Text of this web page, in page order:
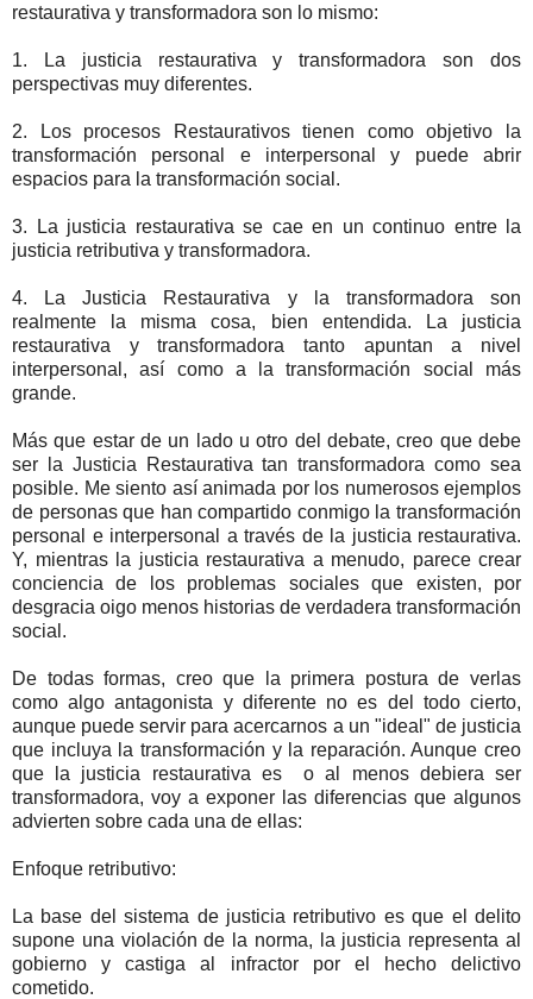
restaurativa y transformadora son lo mismo:
1. La justicia restaurativa y transformadora son dos
perspectivas muy diferentes.
2. Los procesos Restaurativos tienen como objetivo la
transformación personal e interpersonal y puede abrir
espacios para la transformación social.
3. La justicia restaurativa se cae en un continuo entre la
justicia retributiva y transformadora.
4. La Justicia Restaurativa y la transformadora son
realmente la misma cosa, bien entendida. La justicia
restaurativa y transformadora tanto apuntan a nivel
interpersonal, así como a la transformación social más
grande.
Más que estar de un lado u otro del debate, creo que debe
ser la Justicia Restaurativa tan transformadora como sea
posible. Me siento así animada por los numerosos ejemplos
de personas que han compartido conmigo la transformación
personal e interpersonal a través de la justicia restaurativa.
Y, mientras la justicia restaurativa a menudo, parece crear
conciencia de los problemas sociales que existen, por
desgracia oigo menos historias de verdadera transformación
social.
De todas formas, creo que la primera postura de verlas
como algo antagonista y diferente no es del todo cierto,
aunque puede servir para acercarnos a un "ideal" de justicia
que incluya la transformación y la reparación. Aunque creo
que la justicia restaurativa es o al menos debiera ser
transformadora, voy a exponer las diferencias que algunos
advierten sobre cada una de ellas:
Enfoque retributivo:
La base del sistema de justicia retributivo es que el delito
supone una violación de la norma, la justicia representa al
gobierno y castiga al infractor por el hecho delictivo
cometido.